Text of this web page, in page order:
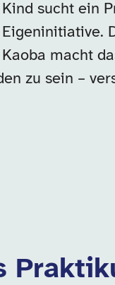
sucht ein
macht
zu sein –